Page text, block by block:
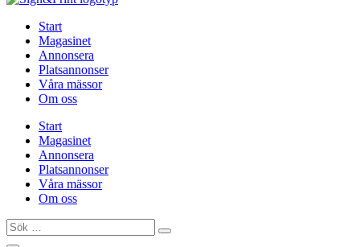
Start
Magasinet
Annonsera
Platsannonser
Våra mässor
Om oss
Start
Magasinet
Annonsera
Platsannonser
Våra mässor
Om oss
Sök
…